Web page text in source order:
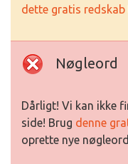
dette gratis redskab
Nøgleord
Dårligt! Vi kan ikke
side! Brug denne
oprette nye